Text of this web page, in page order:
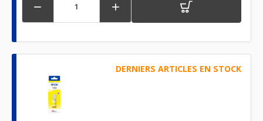
 
DERNIERS ARTICLES EN STOCK